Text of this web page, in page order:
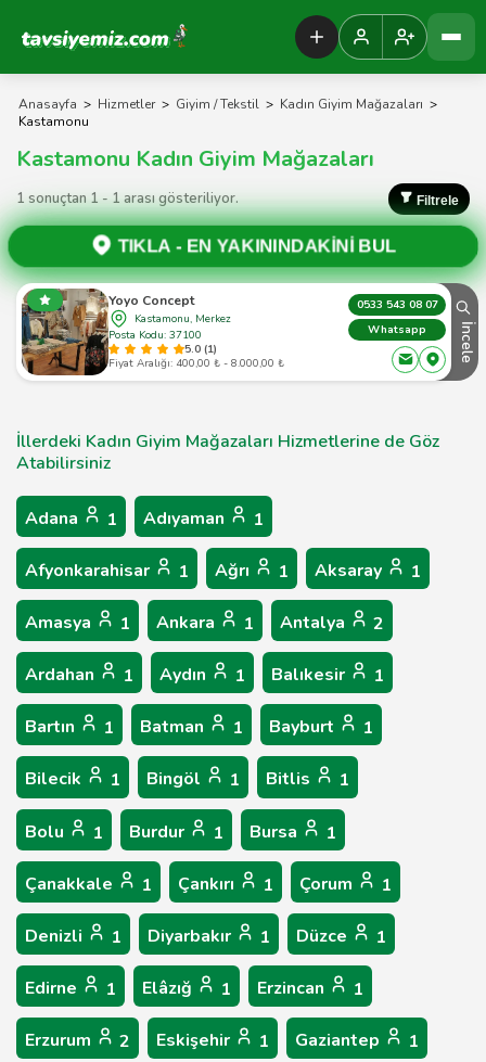
Tavsiyemiz Anasayfa
Anasayfa > Hizmetler > Giyim / Tekstil > Kadın Giyim Mağazaları >
Kastamonu
Kastamonu Kadın Giyim Mağazaları
1 sonuçtan 1 - 1 arası gösteriliyor. Filtrele
TIKLA - EN YAKININDAKİNİ BUL
Yoyo Concept
Kastamonu, Merkez
Posta Kodu: 37100
5.0 (1)
Fiyat Aralığı: 400,00 ₺ - 8.000,00 ₺
0533 543 08 07
Whatsapp
İncele
İllerdeki Kadın Giyim Mağazaları Hizmetlerine de Göz
Atabilirsiniz
Adana 1 Adıyaman 1
Afyonkarahisar 1 Ağrı 1 Aksaray 1
Amasya 1 Ankara 1 Antalya 2
Ardahan 1 Aydın 1 Balıkesir 1
Bartın 1 Batman 1 Bayburt 1
Bilecik 1 Bingöl 1 Bitlis 1
Bolu 1 Burdur 1 Bursa 1
Çanakkale 1 Çankırı 1 Çorum 1
Denizli 1 Diyarbakır 1 Düzce 1
Edirne 1 Elâzığ 1 Erzincan 1
Erzurum 2 Eskişehir 1 Gaziantep 1